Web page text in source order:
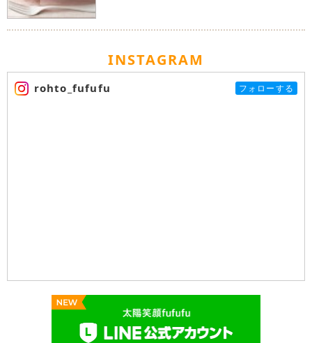
INSTAGRAM
rohto_fufufu フォローする